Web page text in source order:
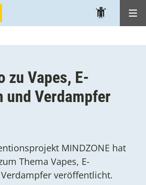
zu Vapes, E-
und Verdampfer
MINDZONE hat
Thema Vapes, E-
veröffentlicht.